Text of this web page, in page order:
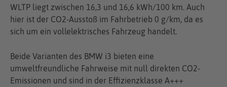
WLTP liegt zwischen 16,3 und 16,6 kWh/100 km. Auch
hier ist der CO2-Ausstoß im Fahrbetrieb 0 g/km, da es
sich um ein vollelektrisches Fahrzeug handelt.
Beide Varianten des BMW i3 bieten eine
umweltfreundliche Fahrweise mit null direkten CO2-
Emissionen und sind in der Effizienzklasse A+++